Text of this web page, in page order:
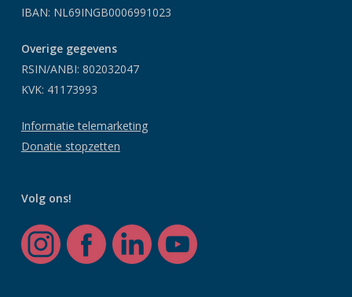
IBAN: NL69INGB0006991023
Overige gegevens
RSIN/ANBI: 802032047
KVK: 41173993
Informatie telemarketing
Donatie stopzetten
Volg ons!